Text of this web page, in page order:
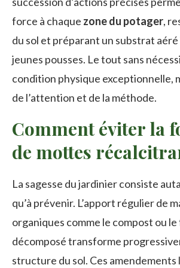
force à chaque zone du potager,
du sol et préparant un substrat aéré
jeunes pousses. Le tout sans
condition physique exceptionnelle,
de l’attention et de la méthode.
Comment éviter la
de mottes
La sagesse du jardinier consiste
qu’à prévenir. L’apport régulier de
organiques comme le compost ou
décomposé transforme
structure du sol. Ces amendements